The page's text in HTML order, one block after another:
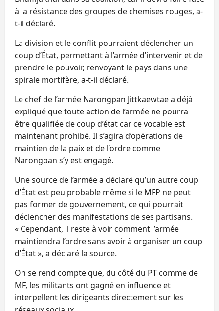
à la résistance des groupes de chemises rouges, a-
t-il déclaré.
La division et le conflit pourraient déclencher un
coup d’État, permettant à l’armée d’intervenir et de
prendre le pouvoir, renvoyant le pays dans une
spirale mortifère, a-t-il déclaré.
Le chef de l’armée Narongpan Jittkaewtae a déjà
expliqué que toute action de l’armée ne pourra
être qualifiée de coup d’état car ce vocable est
maintenant prohibé. Il s’agira d’opérations de
maintien de la paix et de l’ordre comme
Narongpan s’y est engagé.
Une source de l’armée a déclaré qu’un autre coup
d’État est peu probable même si le MFP ne peut
pas former de gouvernement, ce qui pourrait
déclencher des manifestations de ses partisans.
« Cependant, il reste à voir comment l’armée
maintiendra l’ordre sans avoir à organiser un coup
d’État », a déclaré la source.
On se rend compte que, du côté du PT comme de
MF, les militants ont gagné en influence et
interpellent les dirigeants directement sur les